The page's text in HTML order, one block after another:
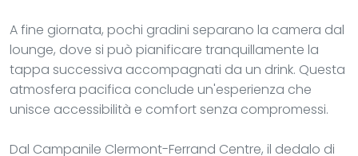
A fine giornata, pochi gradini separano la camera dal
lounge, dove si può pianificare tranquillamente la
tappa successiva accompagnati da un drink. Questa
atmosfera pacifica conclude un'esperienza che
unisce accessibilità e comfort senza compromessi.
Dal Campanile Clermont-Ferrand Centre, il dedalo di